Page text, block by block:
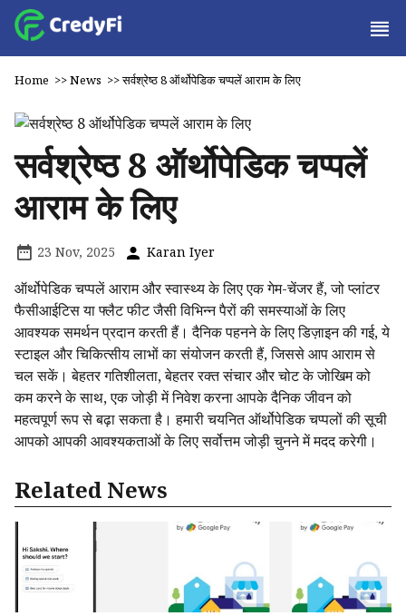
Home >>News >>सर्वश्रेष्ठ 8 ऑर्थोपेडिक चप्पलें आराम के लिए
सर्वश्रेष्ठ 8 ऑर्थोपेडिक चप्पलें
आराम के लिए
23 Nov, 2025 Karan Iyer
ऑर्थोपेडिक चप्पलें आराम और स्वास्थ्य के लिए एक गेम-चेंजर हैं, जो प्लांटर
फैसीआईटिस या फ्लैट फीट जैसी विभिन्न पैरों की समस्याओं के लिए
आवश्यक समर्थन प्रदान करती हैं। दैनिक पहनने के लिए डिज़ाइन की गई, ये
स्टाइल और चिकित्सीय लाभों का संयोजन करती हैं, जिससे आप आराम से
चल सकें। बेहतर गतिशीलता, बेहतर रक्त संचार और चोट के जोखिम को
कम करने के साथ, एक जोड़ी में निवेश करना आपके दैनिक जीवन को
महत्वपूर्ण रूप से बढ़ा सकता है। हमारी चयनित ऑर्थोपेडिक चप्पलों की सूची
आपको आपकी आवश्यकताओं के लिए सर्वोत्तम जोड़ी चुनने में मदद करेगी।
Related News